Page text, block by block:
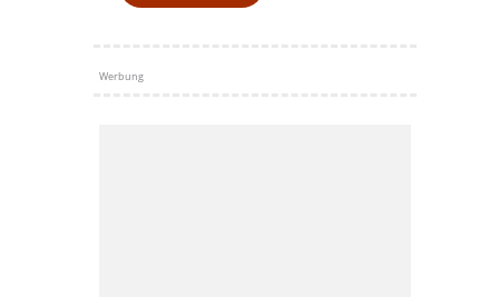
Werbung